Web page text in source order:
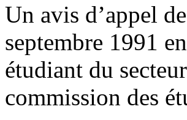
Un avis d’appel
septembre 1991
étudiant du
commission des